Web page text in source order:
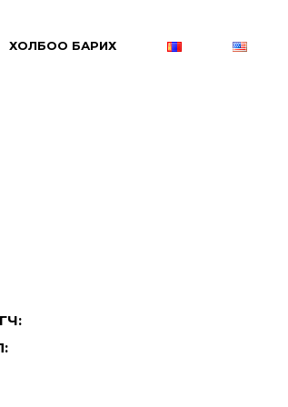
ХОЛБОО БАРИХ